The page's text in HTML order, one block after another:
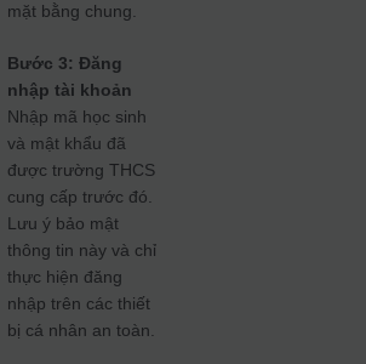
mặt bằng chung.
Bước 3: Đăng
nhập tài khoản
Nhập mã học sinh
và mật khẩu đã
được trường THCS
cung cấp trước đó.
Lưu ý bảo mật
thông tin này và chỉ
thực hiện đăng
nhập trên các thiết
bị cá nhân an toàn.